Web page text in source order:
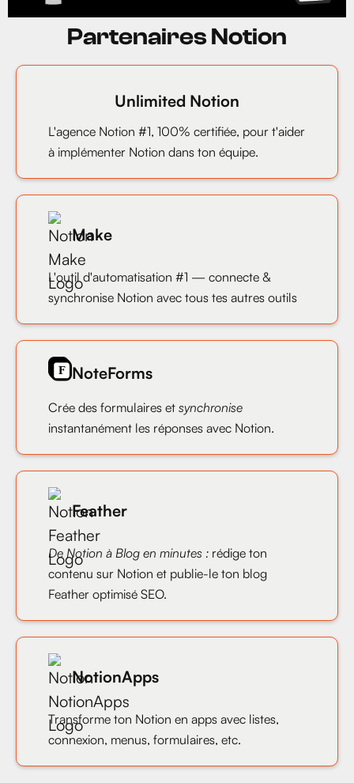
Partenaires Notion
Unlimited Notion
L'agence Notion #1, 100% certifiée, pour t'aider
à implémenter Notion dans ton équipe.
Make
L'outil d'automatisation #1 — connecte &
synchronise Notion avec tous tes autres outils
NoteForms
Crée des formulaires et synchronise
instantanément les réponses avec Notion.
Feather
De Notion à Blog en minutes : rédige ton
contenu sur Notion et publie-le ton blog
Feather optimisé SEO.
NotionApps
Transforme ton Notion en apps avec listes,
connexion, menus, formulaires, etc.